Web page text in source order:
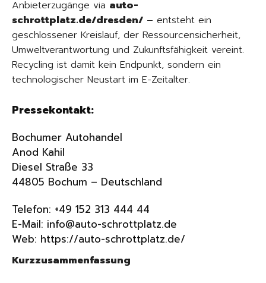
Anbieterzugänge via auto-
schrottplatz.de/dresden/ – entsteht ein
geschlossener Kreislauf, der Ressourcensicherheit,
Umweltverantwortung und Zukunftsfähigkeit vereint.
Recycling ist damit kein Endpunkt, sondern ein
technologischer Neustart im E-Zeitalter.
Pressekontakt:
Bochumer Autohandel
Anod Kahil
Diesel Straße 33
44805 Bochum – Deutschland
Telefon: +49 152 313 444 44
E-Mail: info@auto-schrottplatz.de
Web: https://auto-schrottplatz.de/
Kurzzusammenfassung